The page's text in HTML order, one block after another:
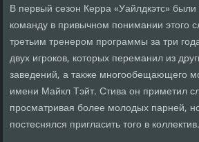
В первый сезон Керра «Уайлдкэтс»
команду в привычном понимании этого
третьим тренером программы за три
двух игроков, которых переманил из
заведений, а также многообещающего
имени Майкл Тэйт. Стива он приметил
просматривая более молодых парней,
постеснялся пригласить того в коллектив.